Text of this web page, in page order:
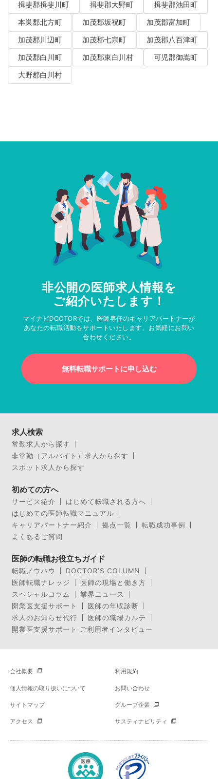
揖斐郡揖斐川町
揖斐郡大野町
揖斐郡池田町
本巣郡北方町
加茂郡坂祝町
加茂郡富加町
加茂郡川辺町
加茂郡七宗町
加茂郡八百津町
加茂郡白川町
加茂郡東白川村
可児郡御嵩町
大野郡白川村
非公開の医師求人情報を
ご紹介いたします！
マイナビDOCTORでは、医師専任のキャリアパートナーが
あなたの転職活動をサポートいたします。お気軽にお問い
合わせください。
無料転職サポートに申し込む
求人検索
常勤求人から探す
非常勤（アルバイト）求人から探す
スポット求人から探す
初めての方へ
サービス紹介
はじめて転職される方へ
はじめての医師転職マニュアル
キャリアパートナー紹介
拠点一覧
転職成功事例
よくあるご質問
医師の転職お役立ちガイド
転職ノウハウ
DOCTOR’S COLUMN
医師転職ナレッジ
医師の現場と働き方
スペシャルコラム
業界ニュース
開業医支援サポート
医師の年収診断
求人のお知らせ代行
医師の職場カルテ
開業医支援サポート ご利用者インタビュー
会社概要 利用規約
個人情報の取り扱いについて お問い合わせ
サイトマップ グループ企業
アクセス サスティナビリティ